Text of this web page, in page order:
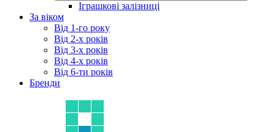
Іграшкові залізниці
За віком
Від 1-го року
Від 2-х років
Від 3-х років
Від 4-х років
Від 6-ти років
Бренди